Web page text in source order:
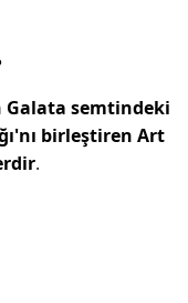
semtindeki
birleştiren Art
.